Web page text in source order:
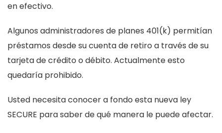
en efectivo.
Algunos administradores de planes 401(k) permitían
préstamos desde su cuenta de retiro a través de su
tarjeta de crédito o débito. Actualmente esto
quedaría prohibido.
Usted necesita conocer a fondo esta nueva ley
SECURE para saber de qué manera le puede afectar.